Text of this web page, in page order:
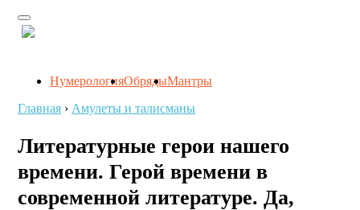
НумерологияОбрядыМантры
Главная › Амулеты и талисманы
Литературные герои нашего
времени. Герой времени в
современной литературе. Да,